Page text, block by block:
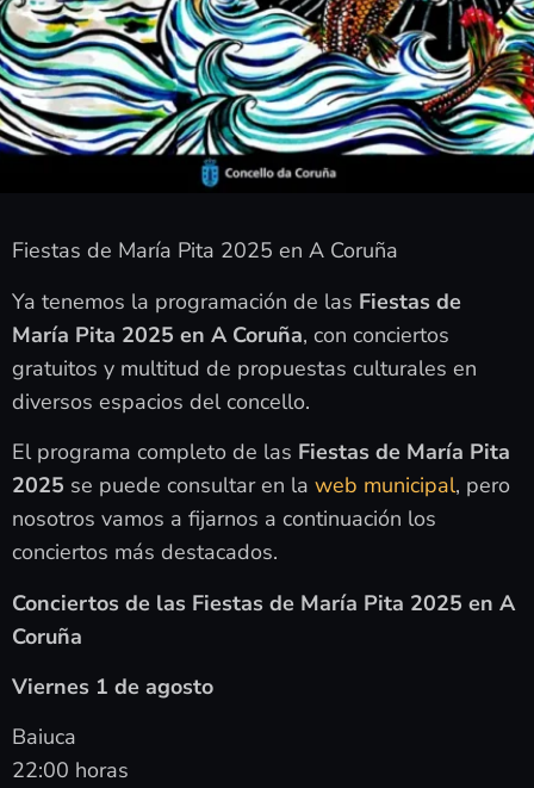
Fiestas de María Pita 2025 en A Coruña
Ya tenemos la programación de las Fiestas de
María Pita 2025 en A Coruña, con conciertos
gratuitos y multitud de propuestas culturales en
diversos espacios del concello.
El programa completo de las Fiestas de María Pita
2025 se puede consultar en la web municipal, pero
nosotros vamos a fijarnos a continuación los
conciertos más destacados.
Conciertos de las Fiestas de María Pita 2025 en A
Coruña
Viernes 1 de agosto
Baiuca
22:00 horas